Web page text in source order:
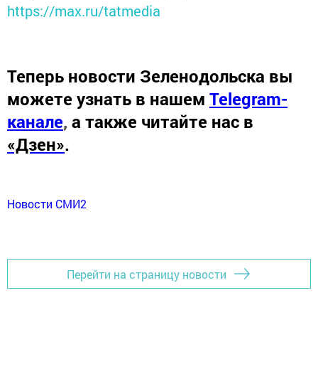
https://max.ru/tatmedia
Теперь новости Зеленодольска вы
можете узнать в нашем Telegram-
канале, а также читайте нас в
«Дзен».
Новости СМИ2
Перейти на страницу новости